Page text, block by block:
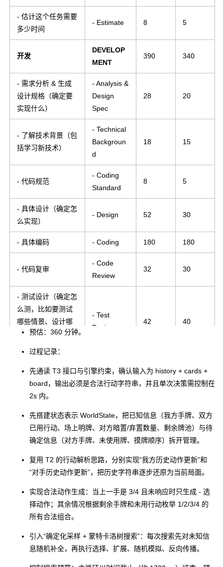
- 估计这个任务需要
多少时间
- Estimate 8 5
开发
DEVELOP
MENT
390 340
- 需求分析 & 生成
设计规格（确定要
实现什么）
- Analysis &
Design
Spec
28 20
- 了解技术背景（包
括学习新技术）
- Technical
Backgroun
d
18 15
- 代码规范
- Coding
Standard
8 5
- 具体设计（确定怎
么实现）
- Design 52 30
- 具体编码 - Coding 180 180
- 代码复审
- Code
Review
32 30
- 测试设计（确定怎
么测，比如要测试
哪些情景、设计哪
些种类的测试用
例）
- Test
Design
42 40
- 测试实现（设计/
生成具体的测试用
例、编码实现测
- Test
30 20
报告
REPORTIN
19 15
- 质量报告（评估设
计、实现、测试的
- Quality
Report
7 5
- 计算工作量
- Size
- 事后总结和过程改
-
Postmorte
预估：360 分钟。
过程记录：
先通读 T3 接口与引擎约束，确认输入为 history + cards +
board，输出必须是合法行动字符串，并且单次决策需控制在
2s 内。
先搭建状态表示 WorldState，把已知信息（我方手牌、双方
已用行动、场上明牌、对方暗置/弃置数量、剩余牌池）与待
确定信息（对方手牌、未使用牌、摸牌顺序）拆开管理。
复用 T2 的行动解析思路，分别实现“我方历史动作更新”和
“对手历史动作更新”，把历史字符串逐步还原为当前局面。
实现合法动作生成：当上一手是 3/4 且未响应时只生成 - 选
择动作；其余情况根据剩余手牌和未用行动枚举 1/2/3/4 的
所有合法组合。
引入“确定化采样 + 蒙特卡洛树搜索”：每次搜索先对未知信
息随机补全，再执行选择、扩展、随机模拟、反向传播。